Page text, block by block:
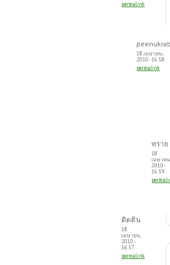
permalink
peenukrab
18 เมษายน,
2010 - 16:58
permalink
ทราย
18
เมษายน,
2010 -
16:59
ติดดิน
18
เมษายน,
2010 -
16:57
permalink